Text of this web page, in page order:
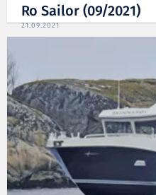
Ro Sailor (09/2021)
21.09.2021